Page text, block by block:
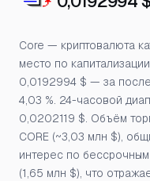
Core — криптовалюта
место по
0,0192994 $ — за
4,03 %. 24-часовой
0,0202119 $. Объём
CORE (~3,03 млн $),
интерес по
(1,65 млн $), что